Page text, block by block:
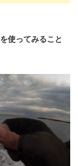
使ってみること